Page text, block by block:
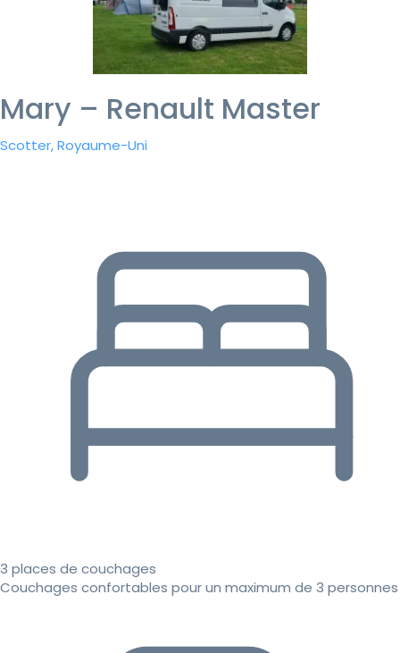
Mary – Renault Master
Scotter, Royaume-Uni
3 places de couchages
Couchages confortables pour un maximum de 3 personnes